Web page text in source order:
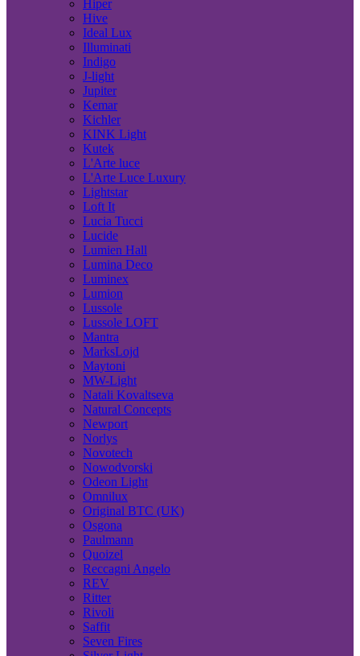
Hiper
Hive
Ideal Lux
Illuminati
Indigo
J-light
Jupiter
Kemar
Kichler
KINK Light
Kutek
L'Arte luce
L'Arte Luce Luxury
Lightstar
Loft It
Lucia Tucci
Lucide
Lumien Hall
Lumina Deco
Luminex
Lumion
Lussole
Lussole LOFT
Mantra
MarksLojd
Maytoni
MW-Light
Natali Kovaltseva
Natural Concepts
Newport
Norlys
Novotech
Nowodvorski
Odeon Light
Omnilux
Original BTC (UK)
Osgona
Paulmann
Quoizel
Reccagni Angelo
REV
Ritter
Rivoli
Saffit
Seven Fires